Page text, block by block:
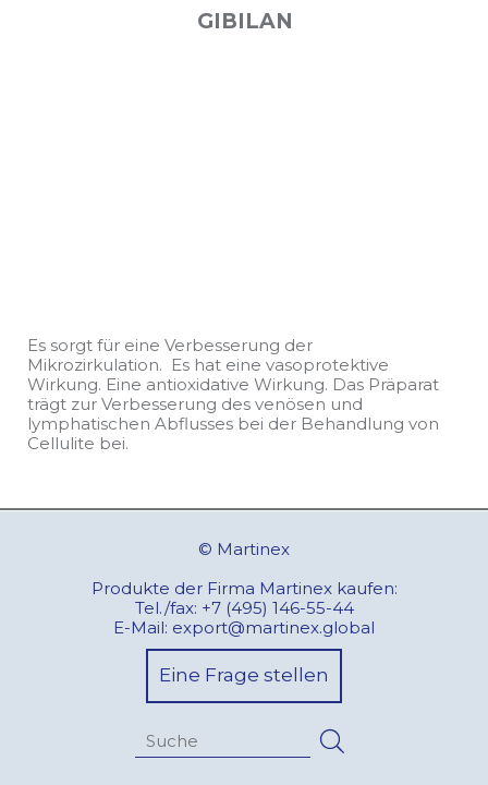
GIBILAN
Es sorgt für eine Verbesserung der
Mikrozirkulation. Es hat eine vasoprotektive
Wirkung. Eine antioxidative Wirkung. Das Präparat
trägt zur Verbesserung des venösen und
lymphatischen Abflusses bei der Behandlung von
Cellulite bei.
© Martinex
Produkte der Firma Martinex kaufen:
Tel./fax: +7 (495) 146-55-44
E-Mail: export@martinex.global
Eine Frage stellen